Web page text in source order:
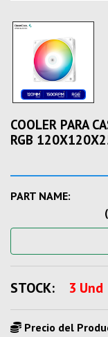
COOLER PARA
RGB
PART NAME:
STOCK: 3 Und
Precio del